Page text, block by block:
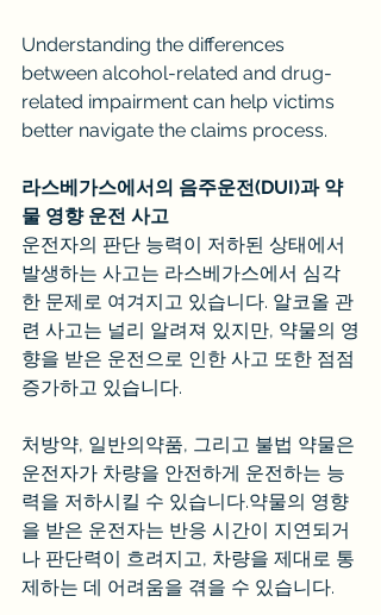
Understanding the differences
between alcohol-related and drug-
related impairment can help victims
better navigate the claims process.
라스베가스에서의 음주운전(DUI)과 약
물 영향 운전 사고
운전자의 판단 능력이 저하된 상태에서
발생하는 사고는 라스베가스에서 심각
한 문제로 여겨지고 있습니다. 알코올 관
련 사고는 널리 알려져 있지만, 약물의 영
향을 받은 운전으로 인한 사고 또한 점점
증가하고 있습니다.
처방약, 일반의약품, 그리고 불법 약물은
운전자가 차량을 안전하게 운전하는 능
력을 저하시킬 수 있습니다.약물의 영향
을 받은 운전자는 반응 시간이 지연되거
나 판단력이 흐려지고, 차량을 제대로 통
제하는 데 어려움을 겪을 수 있습니다.